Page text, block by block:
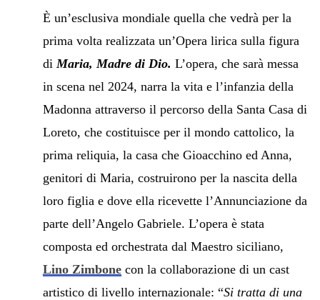
È un’esclusiva mondiale quella che vedrà per la
prima volta realizzata un’Opera lirica sulla figura
di Maria, Madre di Dio. L’opera, che sarà messa
in scena nel 2024, narra la vita e l’infanzia della
Madonna attraverso il percorso della Santa Casa di
Loreto, che costituisce per il mondo cattolico, la
prima reliquia, la casa che Gioacchino ed Anna,
genitori di Maria, costruirono per la nascita della
loro figlia e dove ella ricevette l’Annunciazione da
parte dell’Angelo Gabriele. L’opera è stata
composta ed orchestrata dal Maestro siciliano,
Lino Zimbonecon la collaborazione di un cast
artistico di livello internazionale: “Si tratta di una